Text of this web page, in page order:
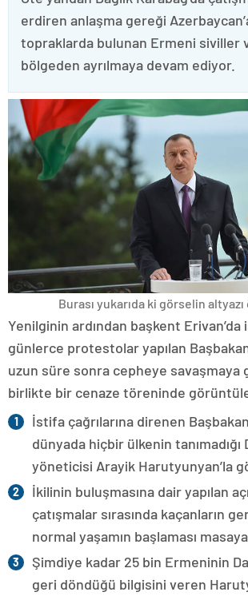
erdiren anlaşma gereği
topraklarda bulunan Ermeni siviller
bölgeden ayrılmaya devam ediyor.
Burası yukarıda ki görselin
Yenilginin ardından başkent
günlerce protestolar yapılan
uzun süre sonra cepheye savaşmaya
birlikte bir cenaze töreninde
İstifa çağrılarına direnen
dünyada hiçbir ülkenin tanımadığı
yöneticisi Arayik Harutyunyan’la
İkilinin buluşmasına dair yapılan
çatışmalar sırasında kaçanların
normal yaşamın başlaması masaya
Şimdiye kadar 25 bin Ermeninin
geri döndüğü bilgisini veren